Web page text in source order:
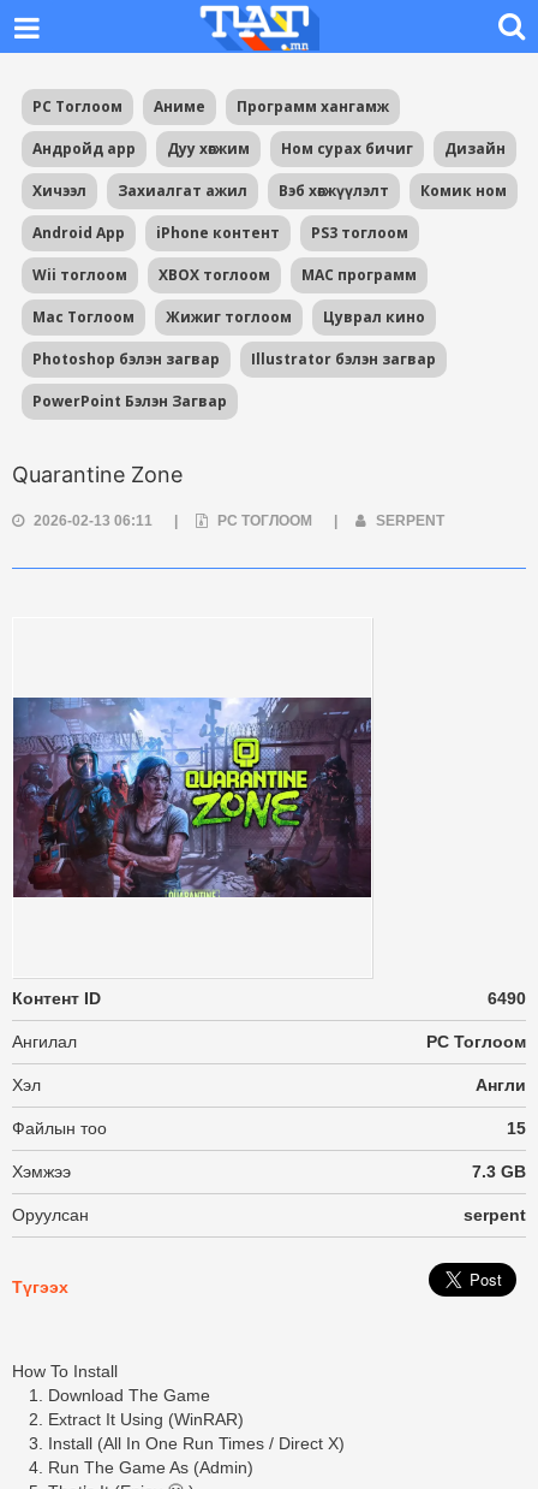
PC Тоглоом Аниме Программ хангамж
Андройд app Дуу хөгжим Ном сурах бичиг Дизайн
Хичээл Захиалгат ажил Вэб хөгжүүлэлт Комик ном
Android App iPhone контент PS3 тоглоом
Wii тоглоом XBOX тоглоом MAC программ
Mac Тоглоом Жижиг тоглоом Цуврал кино
Photoshop бэлэн загвар Illustrator бэлэн загвар
PowerPoint Бэлэн Загвар
Quarantine Zone
2026-02-13 06:11 PC ТОГЛООМ SERPENT
Контент ID 6490
Ангилал PC Тоглоом
Хэл Англи
Файлын тоо 15
Хэмжээ 7.3 GB
Оруулсан serpent
Түгээх
How To Install
Download The Game
Extract It Using (WinRAR)
Install (All In One Run Times / Direct X)
Run The Game As (Admin)